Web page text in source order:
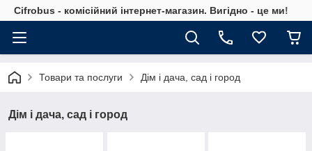
Cifrobus - комiсiйний iнтернет-магазин. Вигiдно - це ми!
Товари та послуги Дім і дача, сад і город
Дім і дача, сад і город